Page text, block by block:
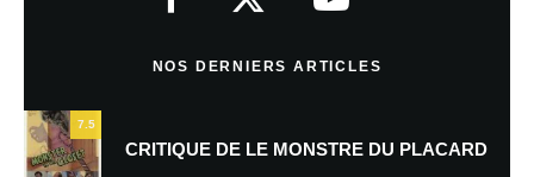
NOS DERNIERS ARTICLES
7.5
CRITIQUE DE LE MONSTRE DU PLACARD